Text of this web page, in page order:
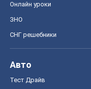
Онлайн уроки
ЗНО
СНГ решебники
Авто
Тест Драйв